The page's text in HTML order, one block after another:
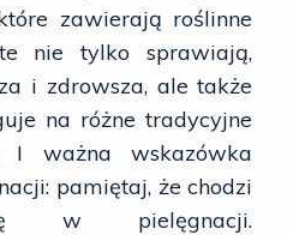
zawierają roślinne
nie tylko sprawiają,
i zdrowsza, ale także
na różne tradycyjne
I ważna wskazówka
pamiętaj, że chodzi
w pielęgnacji.